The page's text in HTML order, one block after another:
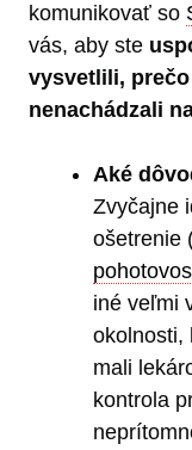
komunikovať so
vás, aby ste
vysvetlili,
nenachádzali
Aké
Zvyčajne
ošetrenie
iné veľmi
okolnosti,
mali
kontrola